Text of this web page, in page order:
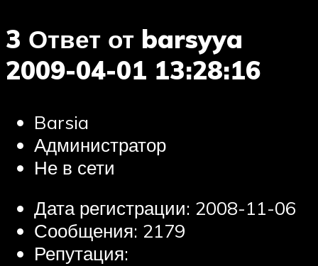
3 Ответ от barsyya
2009-04-01 13:28:16
Barsia
Администратор
Не в сети
Дата регистрации: 2008-11-06
Сообщения: 2179
Репутация: